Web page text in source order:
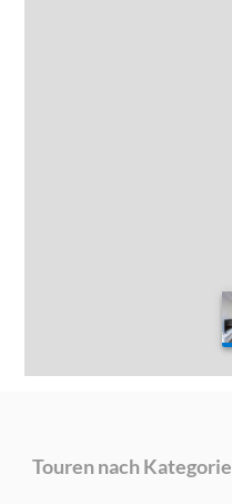
Touren nach Kategorie